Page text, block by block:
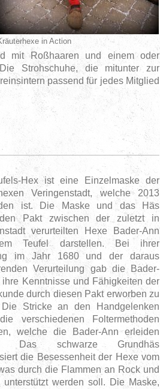
in Action
mit Roßhaaren und einem oder
Strohschuhe, die mitunter zur
passend für jedes Mitglied
Hex ist eine Einzelmaske der
Veringenstadt, welche 2013
ist. Die Maske und das Häs
Pakt zwischen der zuletzt in
verurteilten Hexe Bader-Ann
Teufel darstellen. Bei ihrer
im Jahr 1680 und der daraus
Verurteilung gab die Bader-
ihre Kenntnisse und Fähigkeiten der
durch diesen Pakt erworben zu
Die Stricke an den Handgelenken
verschiedenen Foltermethoden
welche die Bader-Ann erleiden
Das schwarze Grundhäs
die Besessenheit der Hexe vom
durch die Flammen an Rock und
unterstützt werden soll. Die Maske,